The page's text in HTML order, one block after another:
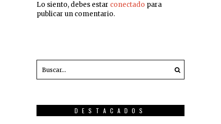
Lo siento, debes estar conectado para
publicar un comentario.
DESTACADOS